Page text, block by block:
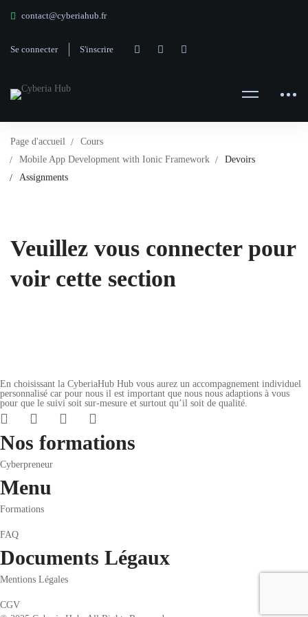
contact@cyberiahub.fr
Se connecter S'inscrire
Page d'accueil
Cours
Mobile App Development with Ionic Framework
Devoirs
Assignments
Veuillez vous connecter pour
voir cette section
En choisissant la CyberiaHub Hub vous aurez un accompagnement individuel
personnalisé car pour nous il est important que nous nous adaptions à vous
pour que le suivi soit sur-mesure et surtout qu’il soit de qualité.
Nos formations
Cyberpreneur
Menu
Formations
FAQ
Documents Légaux
Mentions Légales
CGV